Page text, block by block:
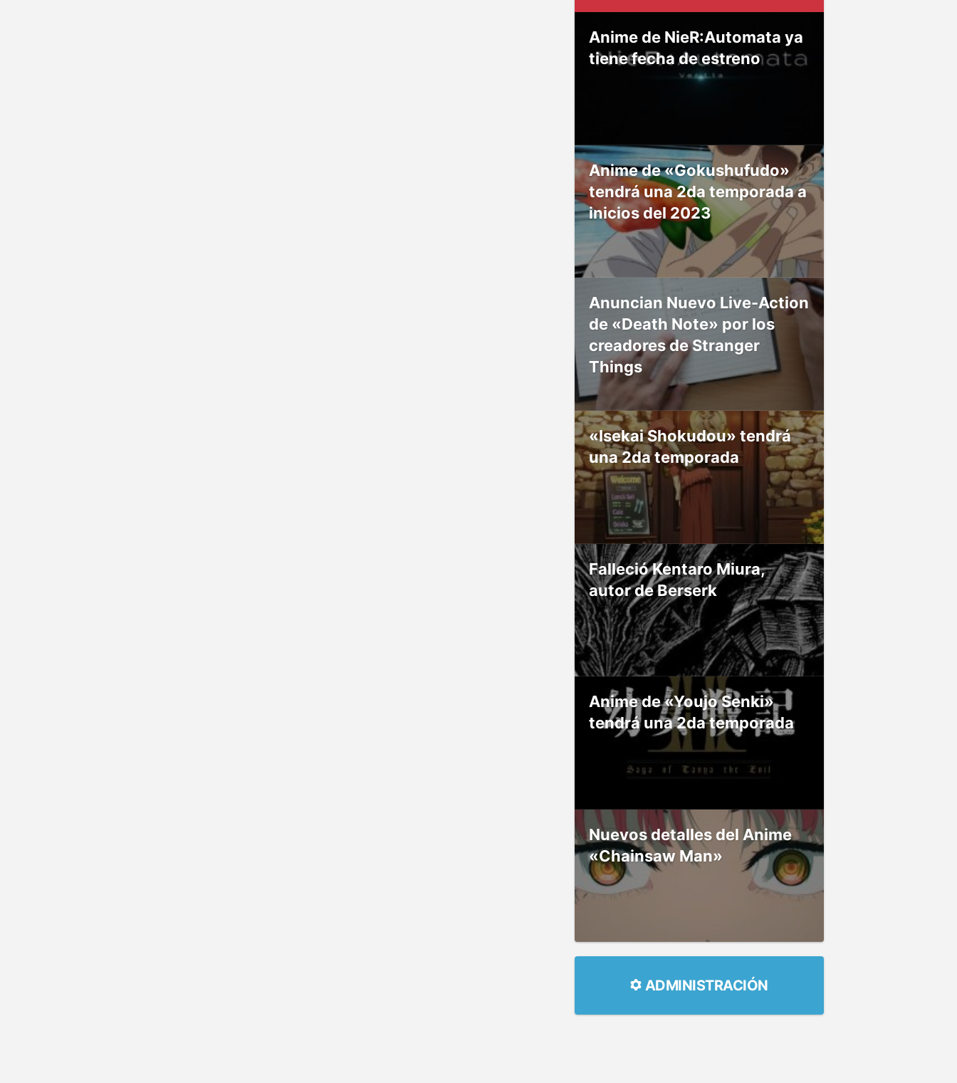
Anime de NieR:Automata ya
tiene fecha de estreno
Anime de «Gokushufudo»
tendrá una 2da temporada a
inicios del 2023
Anuncian Nuevo Live-Action
de «Death Note» por los
creadores de Stranger
Things
«Isekai Shokudou» tendrá
una 2da temporada
Falleció Kentaro Miura,
autor de Berserk
Anime de «Youjo Senki»
tendrá una 2da temporada
Nuevos detalles del Anime
«Chainsaw Man»
ADMINISTRACIÓN